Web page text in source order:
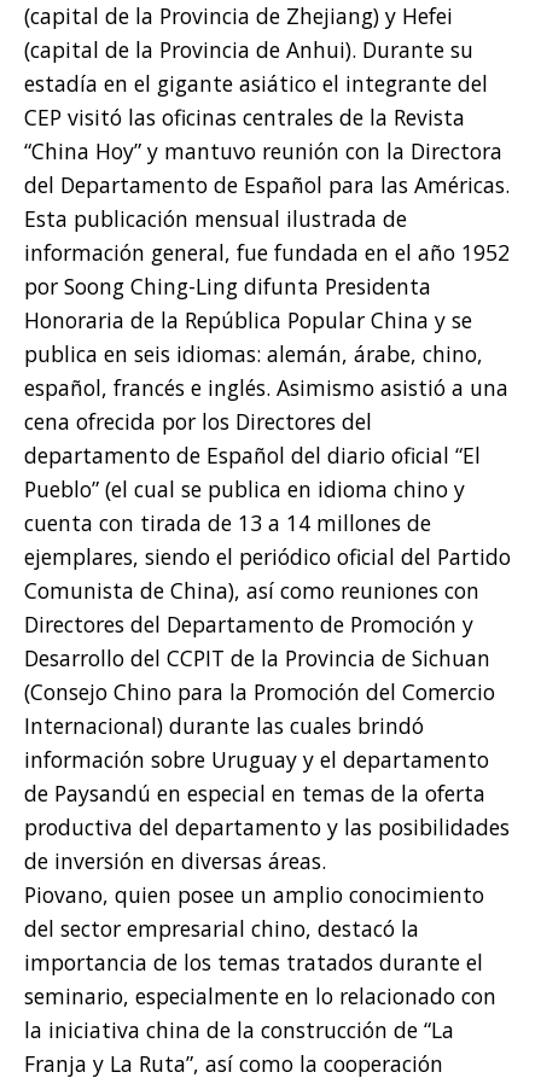
(capital de la Provincia de Zhejiang) y Hefei
(capital de la Provincia de Anhui). Durante su
estadía en el gigante asiático el integrante del
CEP visitó las oficinas centrales de la Revista
“China Hoy” y mantuvo reunión con la Directora
del Departamento de Español para las Américas.
Esta publicación mensual ilustrada de
información general, fue fundada en el año 1952
por Soong Ching-Ling difunta Presidenta
Honoraria de la República Popular China y se
publica en seis idiomas: alemán, árabe, chino,
español, francés e inglés. Asimismo asistió a una
cena ofrecida por los Directores del
departamento de Español del diario oficial “El
Pueblo” (el cual se publica en idioma chino y
cuenta con tirada de 13 a 14 millones de
ejemplares, siendo el periódico oficial del Partido
Comunista de China), así como reuniones con
Directores del Departamento de Promoción y
Desarrollo del CCPIT de la Provincia de Sichuan
(Consejo Chino para la Promoción del Comercio
Internacional) durante las cuales brindó
información sobre Uruguay y el departamento
de Paysandú en especial en temas de la oferta
productiva del departamento y las posibilidades
de inversión en diversas áreas.
Piovano, quien posee un amplio conocimiento
del sector empresarial chino, destacó la
importancia de los temas tratados durante el
seminario, especialmente en lo relacionado con
la iniciativa china de la construcción de “La
Franja y La Ruta”, así como la cooperación